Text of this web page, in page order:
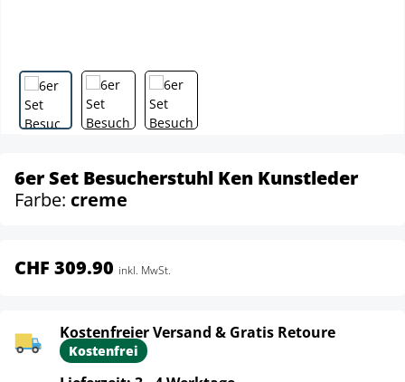
6er Set Besucherstuhl Ken Kunstleder
Farbe: creme
CHF 309.90 inkl. MwSt.
Kostenfreier Versand & Gratis Retoure
Kostenfrei